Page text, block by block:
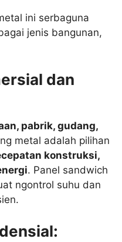
ini serbaguna
jenis bangunan,
dan
pabrik, gudang,
metal adalah pilihan
konstruksi,
. Panel sandwich
ngontrol suhu dan